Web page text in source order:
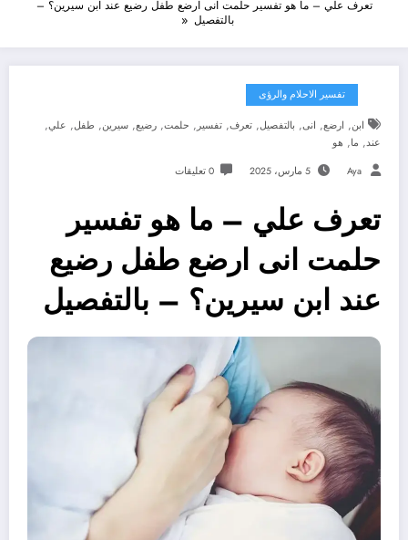
تعرف علي – ما هو تفسير حلمت انى ارضع طفل رضيع عند ابن سيرين؟ –
بالتفصيل
تفسير الاحلام والرؤى
ابن, ارضع, انى, بالتفصيل, تعرف, تفسير , حلمت, رضيع, سيرين, طفل, علي,
عند, ما, هو
Aya 5 مارس، 2025 0 تعليقات
تعرف علي – ما هو تفسير
حلمت انى ارضع طفل رضيع
عند ابن سيرين؟ – بالتفصيل